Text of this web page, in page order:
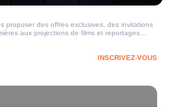
proposer des offres exclusives, des invitations
aux projections de films et reportages…
INSCRIVEZ-VOUS